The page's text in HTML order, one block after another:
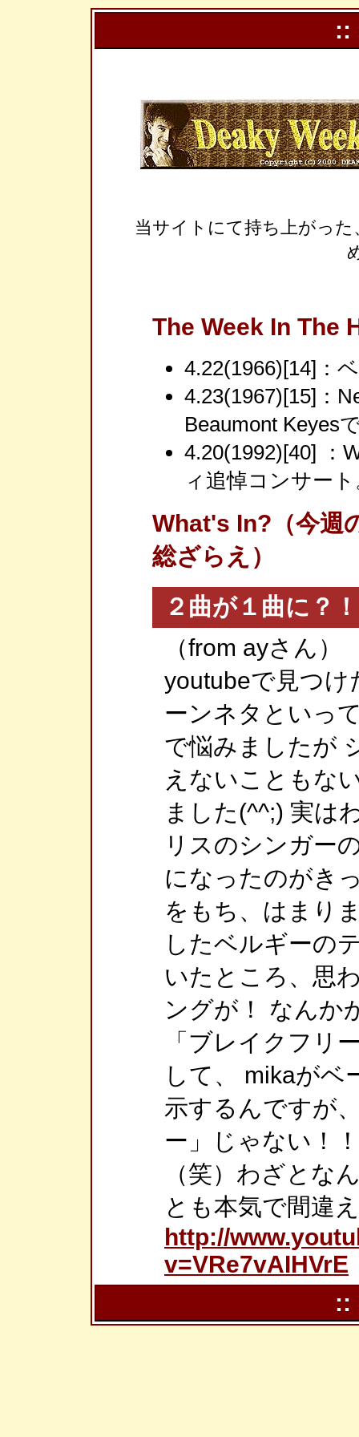
::
当サイトにて持ち上がっ
The Week In The
4.22(1966)[14]：
4.23(1967)[15]：
Beaumont Keyes
4.20(1992)[40] ：
ィ追悼コンサー
What's In?（今週
総ざらえ）
２曲が１曲に？！
（from ayさん）
youtubeで見つ
ーンネタといっ
で悩みましたが
えないこともな
ました(^^;) 実は
リスのシンガー
になったのがき
をもち、はまり
したベルギーの
いたところ、思
ングが！ なんか
「ブレイクフリ
して、 mikaがベ
示するんですが
ー」じゃない！
（笑）わざとな
とも本気で間違
http://
v=VRe7vAIHVrE
::